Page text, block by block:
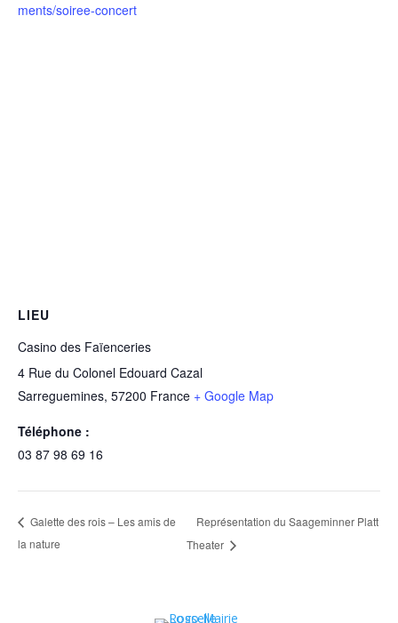
ments/soiree-concert
LIEU
Casino des Faïenceries
4 Rue du Colonel Edouard Cazal
Sarreguemines, 57200 France + Google Map
Téléphone :
03 87 98 69 16
Galette des rois – Les amis de
la nature
Représentation du Saageminner Platt
Theater